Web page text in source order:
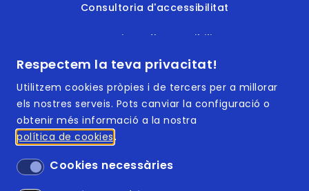
Respectem la teva privacitat!
Utilitzem cookies pròpies i de tercers per a millorar
els nostres serveis. Pots canviar la configuració o
obtenir més informació a la nostra
política de cookies
Cookies necessàries
Consultoria d'accessibilitat
Formacions d'accessibilitat
Documents accessibles
Footer | Menú ISO 9001:2015